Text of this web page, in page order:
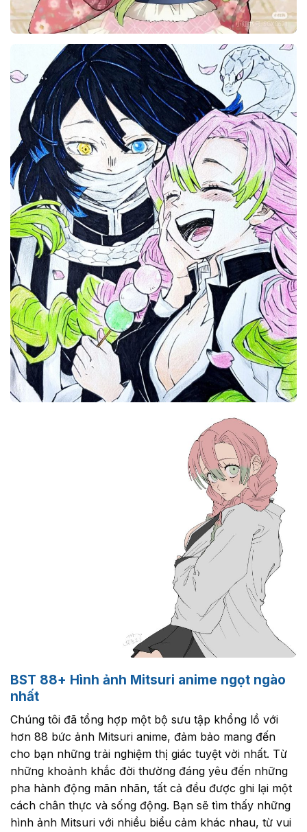
BST 88+ Hình ảnh Mitsuri anime ngọt ngào
nhất
Chúng tôi đã tổng hợp một bộ sưu tập khổng lồ với
hơn 88 bức ảnh Mitsuri anime, đảm bảo mang đến
cho bạn những trải nghiệm thị giác tuyệt vời nhất. Từ
những khoảnh khắc đời thường đáng yêu đến những
pha hành động mãn nhãn, tất cả đều được ghi lại một
cách chân thực và sống động. Bạn sẽ tìm thấy những
hình ảnh Mitsuri với nhiều biểu cảm khác nhau, từ vui